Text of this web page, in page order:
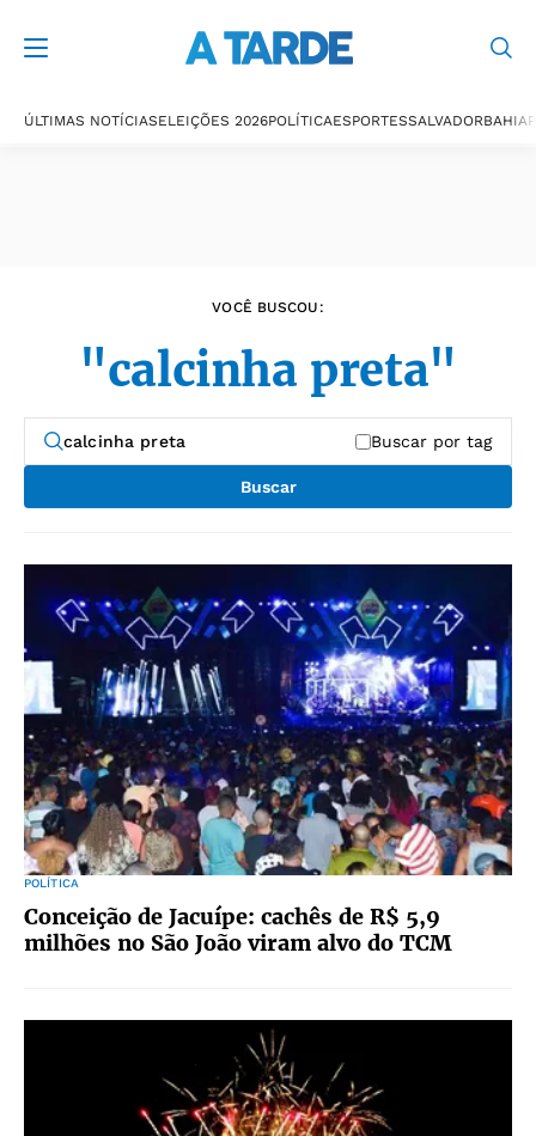
ÚLTIMAS NOTÍCIASELEIÇÕES 2026POLÍTICAESPORTESSALVADORBAHIA
VOCÊ BUSCOU:
"calcinha preta"
Buscar por tag
Buscar
POLÍTICA
Conceição de Jacuípe: cachês de R$ 5,9
milhões no São João viram alvo do TCM